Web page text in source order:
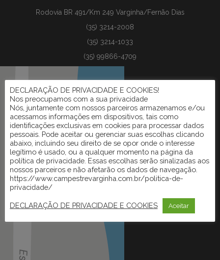
Rodovia BR 491/Km 249 Varginha/Fernão Dias
(35) 3214-2008
(35) 3214-1033
(35) 99866-4709
DECLARAÇÃO DE PRIVACIDADE E COOKIES!
Nos preocupamos com a sua privacidade
Nós, juntamente com nossos parceiros armazenamos e/ou
acessamos informações em dispositivos, tais como
identificações exclusivas em cookies para processar dados
pessoais. Pode aceitar ou gerenciar suas escolhas clicando
abaixo, incluindo seu direito de se opor onde o interesse
legítimo é usado, ou a qualquer momento na página da
política de privacidade. Essas escolhas serão sinalizadas aos
nossos parceiros e não afetarão os dados de navegação.
https://www.campestrevarginha.com.br/politica-de-
privacidade/
DECLARAÇÃO DE PRIVACIDADE E COOKIES Aceitar